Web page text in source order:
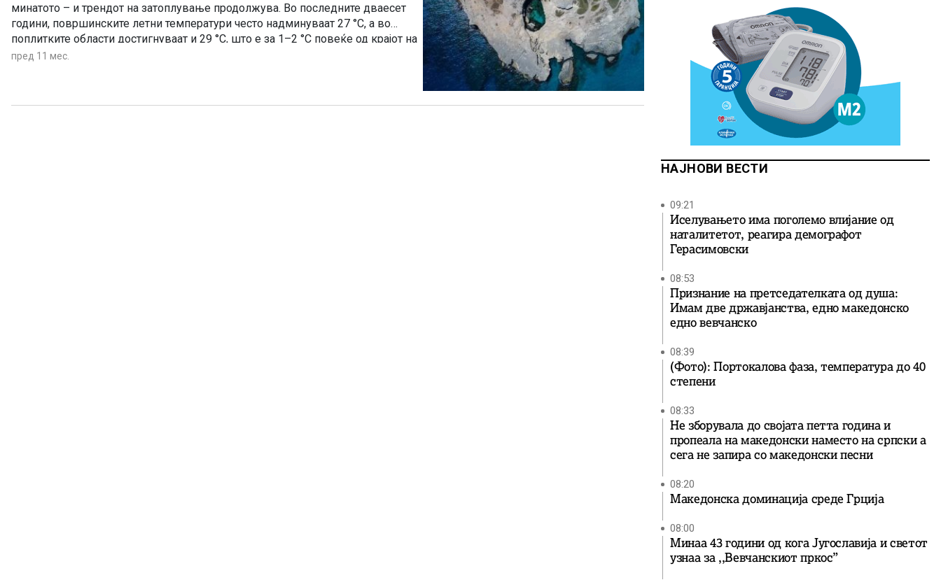
минатото – и трендот на затоплување продолжува. Во последните дваесет
години, површинските летни температури често надминуваат 27 °C, а во
поплитките области достигнуваат и 29 °C, што е за 1–2 °C повеќе од крајот на
минатиот век.
пред 11 мес.
НАЈНОВИ ВЕСТИ
09:21
Иселувањето има поголемо влијание од
наталитетот, реагира демографот
Герасимовски
08:53
Признание на претседателката од душа:
Имам две државјанства, едно македонско
едно вевчанско
08:39
(Фото): Портокалова фаза, температура до 40
степени
08:33
Не зборувала до својата петта година и
пропеала на македонски наместо на српски а
сега не запира со македонски песни
08:20
Македонска доминација среде Грција
08:00
Минаа 43 години од кога Југославија и светот
узнаа за ,,Вевчанскиот пркос”